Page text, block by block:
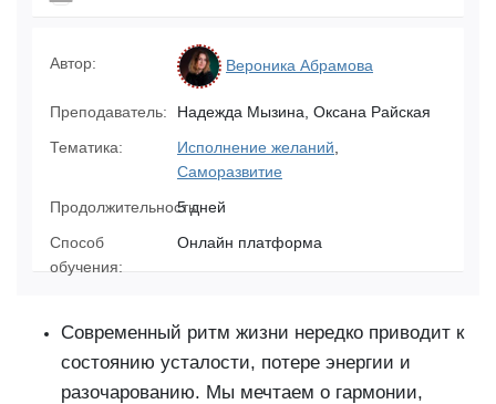
Автор: Вероника Абрамова
Преподаватель:
Надежда Мызина, Оксана Райская
Тематика:
Исполнение желаний
Саморазвитие
Продолжительность:5 дней
Способ
обучения:
Онлайн платформа
Современный ритм жизни нередко приводит к
состоянию усталости, потере энергии и
разочарованию. Мы мечтаем о гармонии,